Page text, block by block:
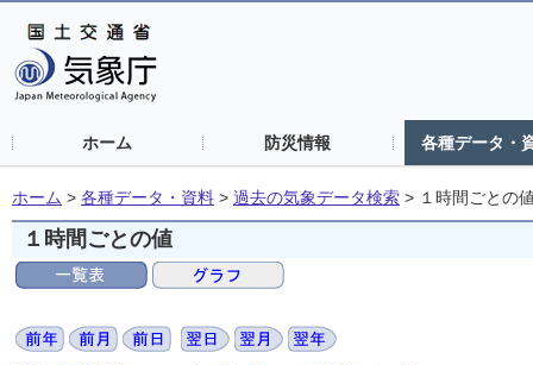
ホーム 防災情報 各種データ・
ホーム > 各種データ・資料 > 過去の気象データ検索 > １時間ごとの
１時間ごとの値